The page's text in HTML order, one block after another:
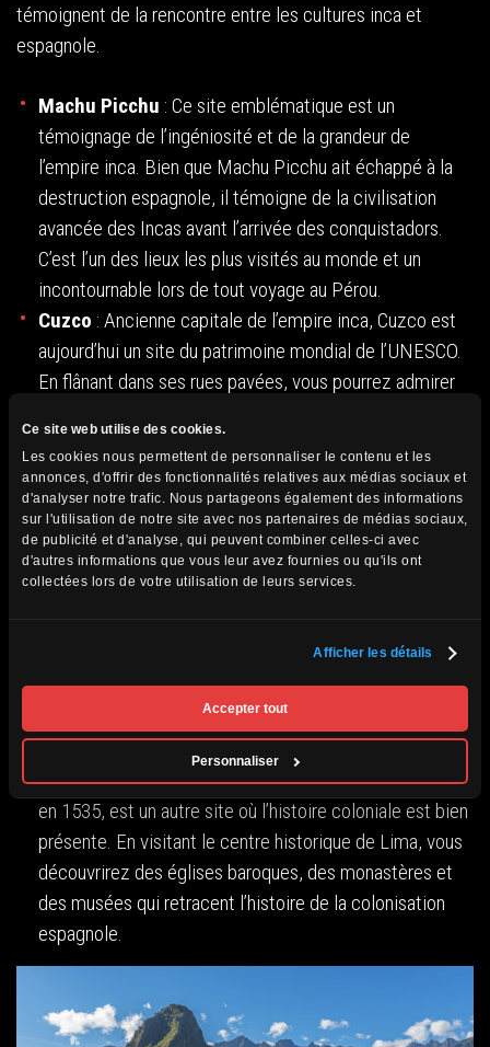
Ce site web utilise des cookies.
Les cookies nous permettent de personnaliser le contenu et les
annonces, d'offrir des fonctionnalités relatives aux médias sociaux et
d'analyser notre trafic. Nous partageons également des informations
sur l'utilisation de notre site avec nos partenaires de médias sociaux,
de publicité et d'analyse, qui peuvent combiner celles-ci avec
d'autres informations que vous leur avez fournies ou qu'ils ont
collectées lors de votre utilisation de leurs services.
Afficher les détails
Accepter tout
Personnaliser
témoignent de la rencontre entre les cultures inca et
espagnole.
Machu Picchu : Ce site emblématique est un
témoignage de l’ingéniosité et de la grandeur de
l’empire inca. Bien que Machu Picchu ait échappé à la
destruction espagnole, il témoigne de la civilisation
avancée des Incas avant l’arrivée des conquistadors.
C’est l’un des lieux les plus visités au monde et un
incontournable lors de tout voyage au Pérou.
Cuzco : Ancienne capitale de l’empire inca, Cuzco est
aujourd’hui un site du patrimoine mondial de l’UNESCO.
En flânant dans ses rues pavées, vous pourrez admirer
cathédrale de Cuzco et le temple du Soleil (Qorikancha)
sont des lieux emblématiques qui illustrent
parfaitement l’impact de la colonisation.
La Vallée Sacrée des Incas: Cette vallée, riche en
pittoresques qui ont su préserver leur héritage. Les
ruines de Pisac et Ollantaytambo sont des exemples de
la maîtrise des Incas dans la construction de terrasses
agricoles et de forteresses.
Lima: La capitale du Pérou, fondée par les Espagnols
en 1535, est un autre site où l’histoire coloniale est bien
présente. En visitant le centre historique de Lima, vous
découvrirez des églises baroques, des monastères et
des musées qui retracent l’histoire de la colonisation
espagnole.